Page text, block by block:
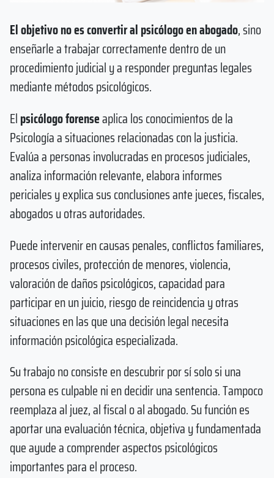
El objetivo no es convertir al psicólogo en abogado, sino
enseñarle a trabajar correctamente dentro de un
procedimiento judicial y a responder preguntas legales
mediante métodos psicológicos.
Elpsicólogo forenseaplica los conocimientos de la
Psicología a situaciones relacionadas con la justicia.
Evalúa a personas involucradas en procesos judiciales,
analiza información relevante, elabora informes
periciales y explica sus conclusiones ante jueces, fiscales,
abogados u otras autoridades.
Puede intervenir en causas penales, conflictos familiares,
procesos civiles, protección de menores, violencia,
valoración de daños psicológicos, capacidad para
participar en un juicio, riesgo de reincidencia y otras
situaciones en las que una decisión legal necesita
información psicológica especializada.
Su trabajo no consiste en descubrir por sí solo si una
persona es culpable ni en decidir una sentencia. Tampoco
reemplaza al juez, al fiscal o al abogado. Su función es
aportar una evaluación técnica, objetiva y fundamentada
que ayude a comprender aspectos psicológicos
importantes para el proceso.